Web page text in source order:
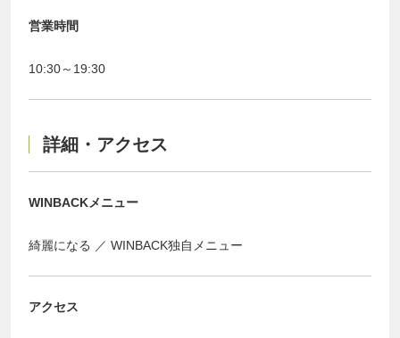
営業時間
10:30～19:30
詳細・アクセス
WINBACKメニュー
綺麗になる WINBACK独自メニュー
アクセス